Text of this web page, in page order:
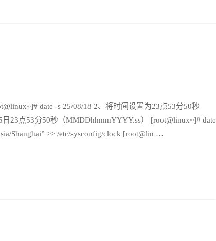
date -s 25/08/18 2、将时间设置为23点53分50秒
23点53分50秒（MMDDhhmmYYYY.ss） [root@linux~]# date
Shanghai” >> /etc/sysconfig/clock [root@lin …